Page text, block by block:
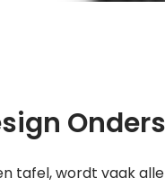
tafel, wordt vaak